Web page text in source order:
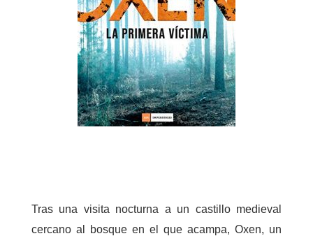
Tras una visita nocturna a un castillo medieval
cercano al bosque en el que acampa, Oxen, un